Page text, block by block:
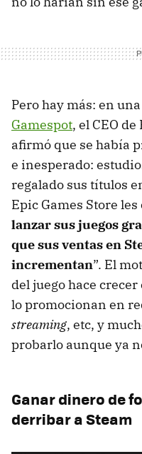
Pero hay más: en una
Gamespot, el CEO
afirmó que se había
e inesperado:
regalado sus títulos
Epic Games Store
lanzar sus juegos
que sus ventas en
incrementan”. El
del juego hace
lo promocionan en
streaming, etc, y
probarlo aunque ya
Ganar dinero de
derribar a Steam